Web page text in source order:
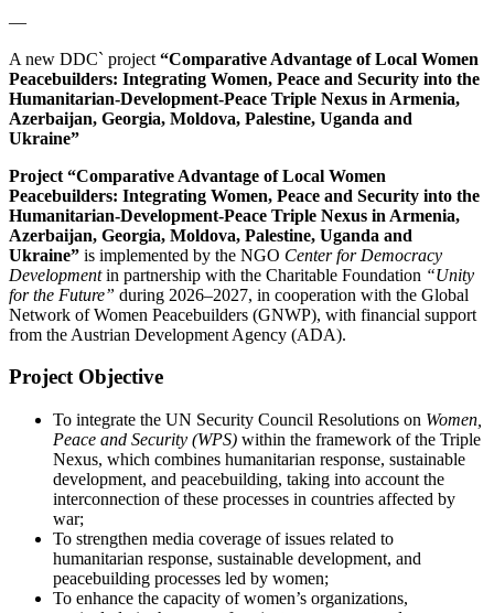
—
A new DDC` project “Comparative Advantage of Local Women
Peacebuilders: Integrating Women, Peace and Security into the
Humanitarian-Development-Peace Triple Nexus in Armenia,
Azerbaijan, Georgia, Moldova, Palestine, Uganda and
Ukraine”
Project “Comparative Advantage of Local Women
Peacebuilders: Integrating Women, Peace and Security into the
Humanitarian-Development-Peace Triple Nexus in Armenia,
Azerbaijan, Georgia, Moldova, Palestine, Uganda and
Ukraine” is implemented by the NGO Center for Democracy
Developmentin partnership with the Charitable Foundation “Unity
for the Future” during 2026–2027, in cooperation with the Global
Network of Women Peacebuilders (GNWP), with financial support
from the Austrian Development Agency (ADA).
Project Objective
To integrate the UN Security Council Resolutions on Women,
Peace and Security (WPS) within the framework of the Triple
Nexus, which combines humanitarian response, sustainable
development, and peacebuilding, taking into account the
interconnection of these processes in countries affected by
war;
To strengthen media coverage of issues related to
humanitarian response, sustainable development, and
peacebuilding processes led by women;
To enhance the capacity of women’s organizations,